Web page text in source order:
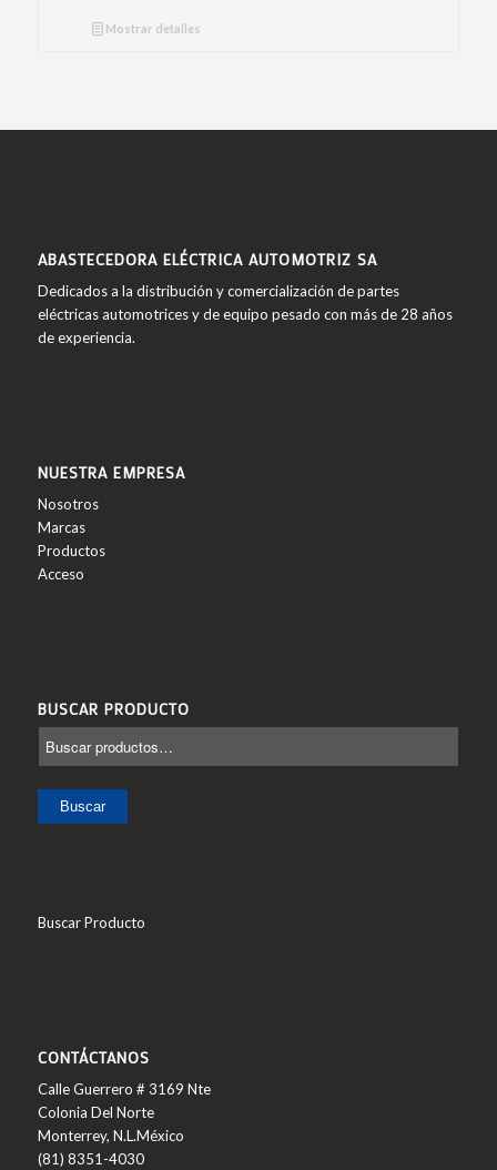
Mostrar detalles
ABASTECEDORA ELÉCTRICA AUTOMOTRIZ SA
Dedicados a la distribución y comercialización de partes
eléctricas automotrices y de equipo pesado con más de 28 años
de experiencia.
NUESTRA EMPRESA
Nosotros
Marcas
Productos
Acceso
BUSCAR PRODUCTO
Buscar
Buscar Producto
CONTÁCTANOS
Calle Guerrero # 3169 Nte
Colonia Del Norte
Monterrey, N.L.México
(81) 8351-4030